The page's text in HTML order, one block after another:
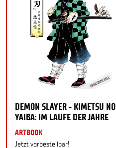
DEMON SLAYER - KIMETSU NO
YAIBA: IM LAUFE DER JAHRE
ARTBOOK
Jetzt vorbestellbar!